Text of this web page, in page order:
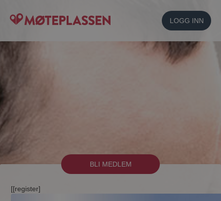
LOGG INN
BLI MEDLEM
[[register]